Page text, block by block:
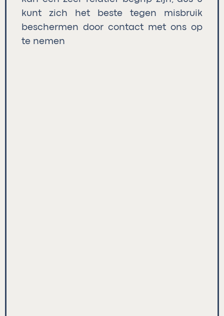
kunt zich het beste tegen misbruik
beschermen door contact met ons op
te nemen